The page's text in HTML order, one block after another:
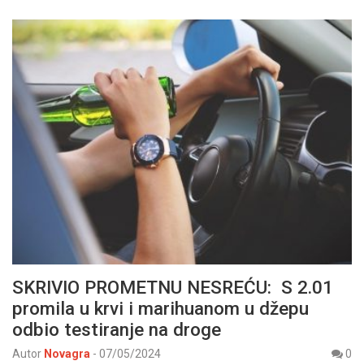
SKRIVIO PROMETNU NESREĆU: S 2.01
promila u krvi i marihuanom u džepu
odbio testiranje na droge
Autor Novagra - 07/05/2024
0